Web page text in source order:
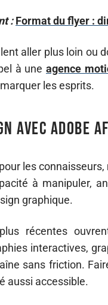
: Format du flyer :
aller plus loin ou
à une agence
les esprits.
avec Adobe
les
à manipuler,
graphique.
récentes
interactives,
sans friction.
aussi accessible.